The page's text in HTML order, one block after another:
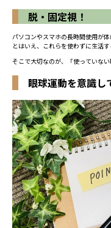
脱・固定視！
パソコンやスマホの長時間使用が
とはいえ、これらを使わずに生活
そこで大切なのが、「使っていない
眼球運動を意識し